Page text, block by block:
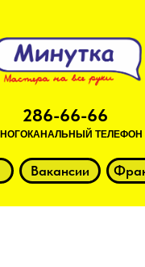
286-66-66
ТЕЛЕФОН
Вакансии